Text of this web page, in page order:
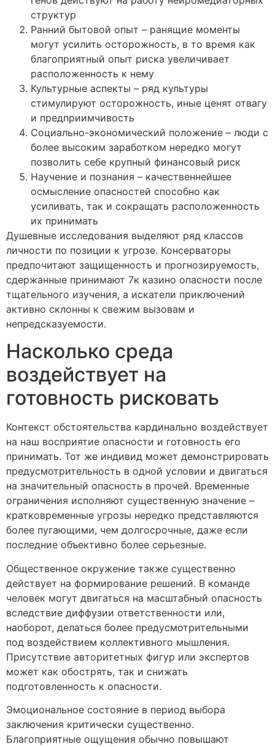
структур
Ранний бытовой опыт – ранящие моменты
могут усилить осторожность, в то время как
благоприятный опыт риска увеличивает
расположенность к нему
Культурные аспекты – ряд культуры
стимулируют осторожность, иные ценят отвагу
и предприимчивость
Социально-экономический положение – люди с
более высоким заработком нередко могут
позволить себе крупный финансовый риск
Научение и познания – качественнейшее
осмысление опасностей способно как
усиливать, так и сокращать расположенность
их принимать
Душевные исследования выделяют ряд классов
личности по позиции к угрозе. Консерваторы
предпочитают защищенность и прогнозируемость,
сдержанные принимают 7к казино опасности после
тщательного изучения, а искатели приключений
активно склонны к свежим вызовам и
непредсказуемости.
Насколько среда
воздействует на
готовность рисковать
Контекст обстоятельства кардинально воздействует
на наш восприятие опасности и готовность его
принимать. Тот же индивид может демонстрировать
предусмотрительность в одной условии и двигаться
на значительный опасность в прочей. Временные
ограничения исполняют существенную значение –
кратковременные угрозы нередко представляются
более пугающими, чем долгосрочные, даже если
последние объективно более серьезные.
Общественное окружение также существенно
действует на формирование решений. В команде
человек могут двигаться на масштабный опасность
вследствие диффузии ответственности или,
наоборот, делаться более предусмотрительными
под воздействием коллективного мышления.
Присутствие авторитетных фигур или экспертов
может как обострять, так и снижать
подготовленность к опасности.
Эмоциональное состояние в период выбора
заключения критически существенно.
Благоприятные ощущения обычно повышают